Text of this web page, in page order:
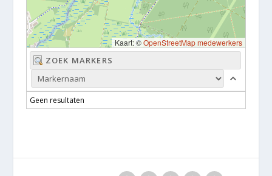
Kaart: ©OpenStreetMap medewerkers
Geen resultaten